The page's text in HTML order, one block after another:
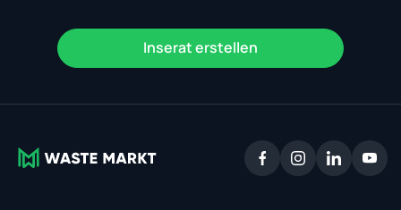
Inserat erstellen